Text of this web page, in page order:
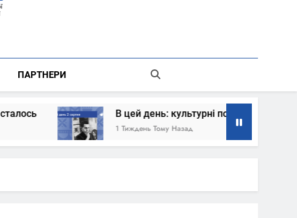
ПАРТНЕРИ
В цей день: культурні події 2 серпня – що сталось
1 Тиждень Тому Назад